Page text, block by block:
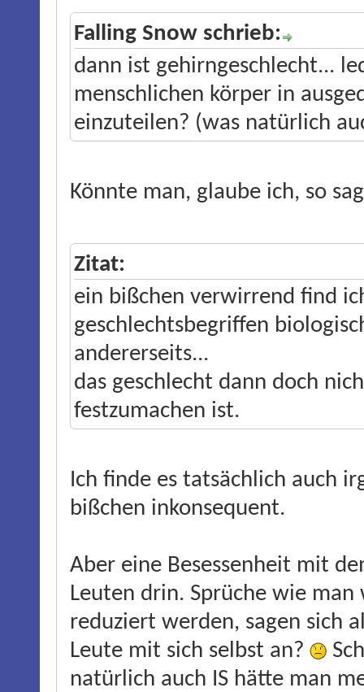
Falling Snow schrieb:
dann ist gehirngeschlecht...
menschlichen körper in
einzuteilen? (was natürlich
Könnte man, glaube ich, so
Zitat:
ein bißchen verwirrend find
geschlechtsbegriffen
andererseits...
das geschlecht dann doch
festzumachen ist.
Ich finde es tatsächlich auch
bißchen inkonsequent.
Aber eine Besessenheit mit
Leuten drin. Sprüche wie
reduziert werden, sagen sich
Leute mit sich selbst an?
natürlich auch IS hätte man